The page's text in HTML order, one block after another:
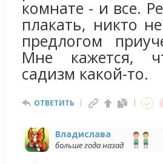
комнате - и все.
плакать, никто
предлогом
Мне кажется,
садизм какой-то.
ОТВЕТИТЬ
Владислава
больше года назад